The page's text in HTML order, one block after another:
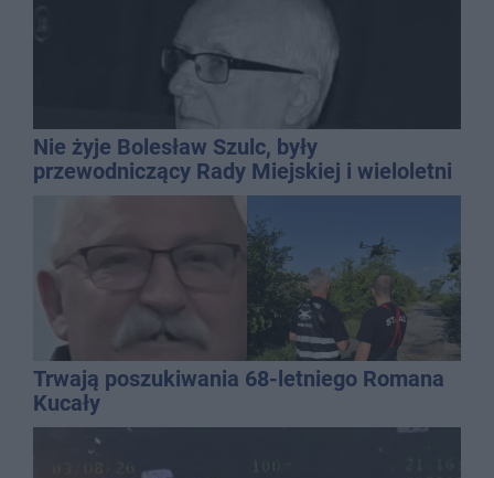
Nie żyje Bolesław Szulc, były
przewodniczący Rady Miejskiej i wieloletni
dyrektor SP 14
Trwają poszukiwania 68-letniego Romana
Kucały